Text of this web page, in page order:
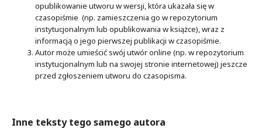
opublikowanie utworu w wersji, która ukazała się w
czasopiśmie (np. zamieszczenia go w repozytorium
instytucjonalnym lub opublikowania w książce), wraz z
informacją o jego pierwszej publikacji w czasopiśmie.
Autor może umieścić swój utwór online (np. w repozytorium
instytucjonalnym lub na swojej stronie internetowej) jeszcze
przed zgłoszeniem utworu do czasopisma.
Inne teksty tego samego autora